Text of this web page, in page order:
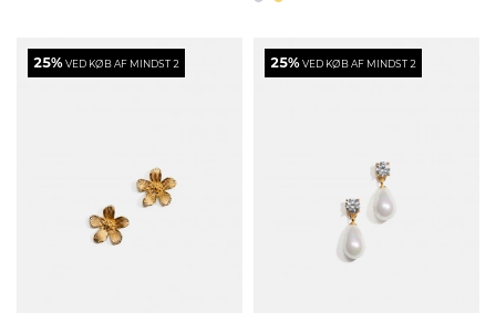
25%VED KØB AF MINDST 2 25%VED KØB AF MINDST 2